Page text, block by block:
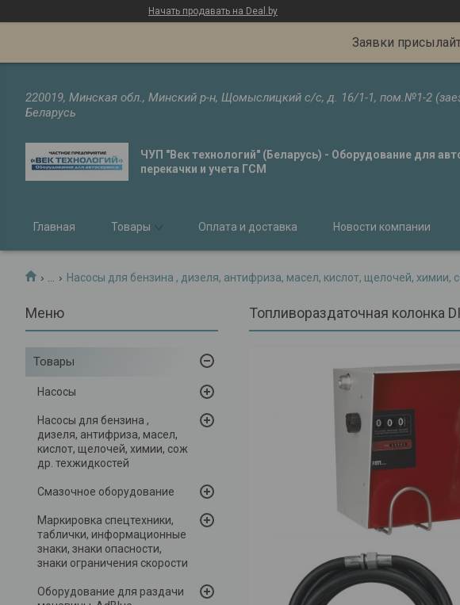
Начать продавать на Deal.by
Заявки
220019, Минская обл., Минский р-н, Щомыслицкий с/с, д. 16/1-1, пом.№1-2
Беларусь
ЧУП "Век технологий" (Беларусь) - Оборудование для
перекачки и учета ГСМ
Главная Товары Оплата и доставка Новости компании
Насосы для бензина , дизеля, антифриза, масел, кислот, щелочей, химии,
Товары
Насосы
Насосы для бензина ,
дизеля, антифриза, масел,
кислот, щелочей, химии, сож
др. техжидкостей
Смазочное оборудование
Маркировка спецтехники,
таблички, информационные
знаки, знаки опасности,
знаки ограничения скорости
Оборудование для раздачи
Топливораздаточная колонка